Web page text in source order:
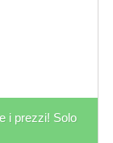
i prezzi! Solo